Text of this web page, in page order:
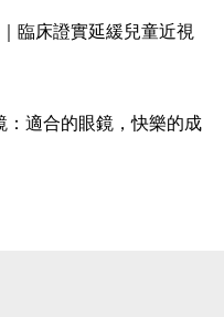
臨床證實延緩兒童近視
：適合的眼鏡，快樂的成